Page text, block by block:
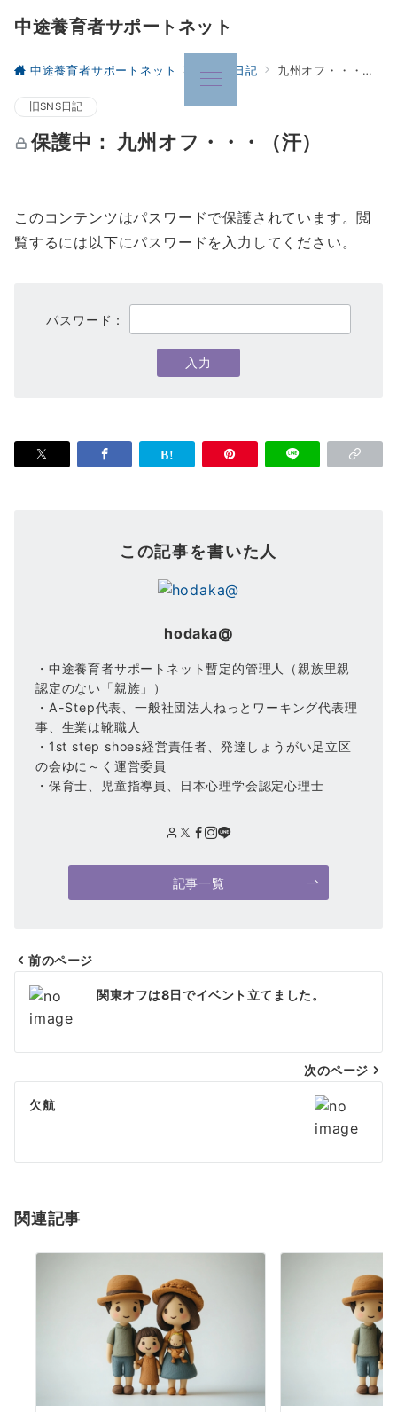
中途養育者サポートネット
中途養育者サポートネット 旧SNS日記 九州オフ・・・（汗）
旧SNS日記
保護中： 九州オフ・・・（汗）
このコンテンツはパスワードで保護されています。閲
覧するには以下にパスワードを入力してください。
パスワード：
この記事を書いた人
hodaka@
・中途養育者サポートネット暫定的管理人（親族里親
認定のない「親族」）
・A-Step代表、一般社団法人ねっとワーキング代表理
事、生業は靴職人
・1st step shoes経営責任者、発達しょうがい足立区
の会ゆに～く運営委員
・保育士、児童指導員、日本心理学会認定心理士
記事一覧
投
稿
ビ
ゲ
シ
ン
前のページ
関東オフは8日でイベント立てました。
次のページ
欠航
関連記事